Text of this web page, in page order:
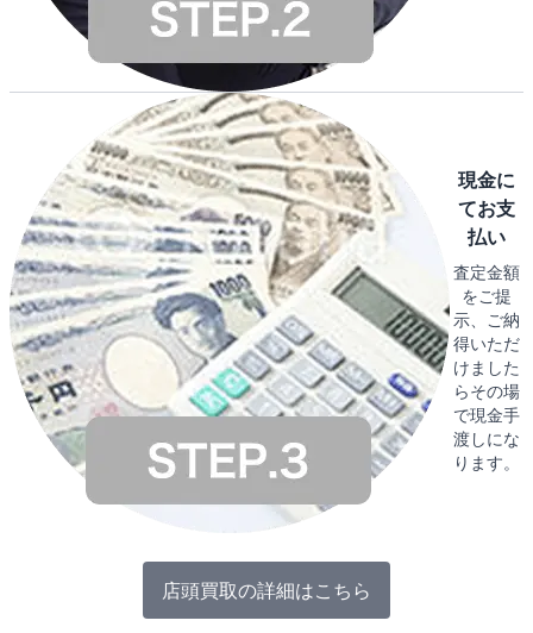
現金に
てお支
払い
査定金額
をご提
示、ご納
得いただ
けました
らその場
で現金手
渡しにな
ります。
店頭買取の詳細はこちら